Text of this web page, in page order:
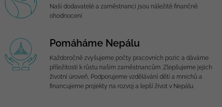
Naši dodavatelé a zaměstnanci jsou náležitě finančně
ohodnoceni
Pomáháme Nepálu
Každoročně zvyšujeme počty pracovních pozic a dáváme
příležitosti k růstu našim zaměstnancům. Zlepšujeme jejich
životní úroveň, Podporujeme vzdělávání dětí a mnichů a
financujeme projekty na rozvoj a lepší život v Nepálu.